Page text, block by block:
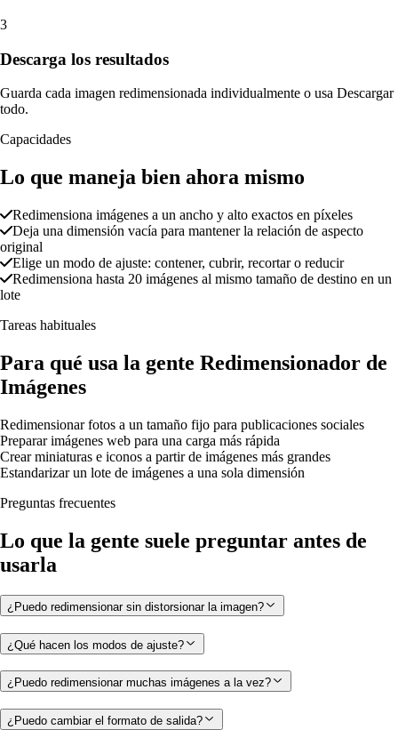
3
Descarga los resultados
Guarda cada imagen redimensionada individualmente o usa Descargar
todo.
Capacidades
Lo que maneja bien ahora mismo
Redimensiona imágenes a un ancho y alto exactos en píxeles
Deja una dimensión vacía para mantener la relación de aspecto
original
Elige un modo de ajuste: contener, cubrir, recortar o reducir
Redimensiona hasta 20 imágenes al mismo tamaño de destino en un
lote
Tareas habituales
Para qué usa la gente Redimensionador de
Imágenes
Redimensionar fotos a un tamaño fijo para publicaciones sociales
Preparar imágenes web para una carga más rápida
Crear miniaturas e iconos a partir de imágenes más grandes
Estandarizar un lote de imágenes a una sola dimensión
Preguntas frecuentes
Lo que la gente suele preguntar antes de
usarla
¿Puedo redimensionar sin distorsionar la imagen?
¿Qué hacen los modos de ajuste?
¿Puedo redimensionar muchas imágenes a la vez?
¿Puedo cambiar el formato de salida?